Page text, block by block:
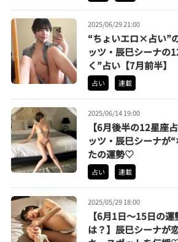
2025/06/29 21:00
“ちょいエロ×占い”
ッツ・辰巳シーナの
く”占い【7月前半】
占い 連載
2025/06/14 19:00
【6月後半の12星座
ッツ・辰巳シーナが
たの運勢♡
占い 連載
2025/05/29 18:00
【6月1日〜15日の
は？】辰巳シーナが